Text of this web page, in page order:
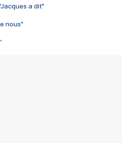
a dit"
nous"